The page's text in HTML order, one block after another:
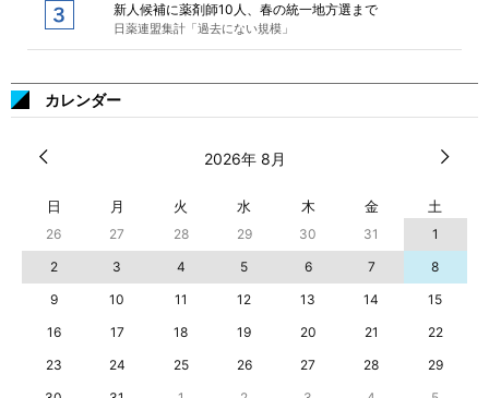
新人候補に薬剤師10人、春の統一地方選まで
日薬連盟集計「過去にない規模」
カレンダー
2026年 8月
日 月 火 水 木 金 土
26 27 28 29 30 31
1
2
3 4 5 6 7
8
9
10 11 12 13 14
15
16
17 18 19 20 21
22
23
24 25 26 27 28
29